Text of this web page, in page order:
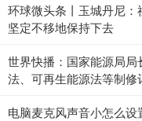
环球微头条丨玉城丹尼
坚定不移地保持下去
世界快播：国家能源局
法、可再生能源法等制修
电脑麦克风声音小怎么